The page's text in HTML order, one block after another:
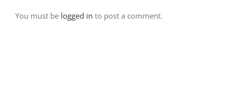
You must be logged in to post a comment.